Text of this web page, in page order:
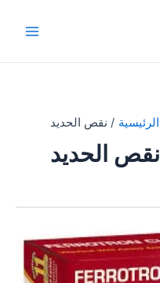
الرئيسية نقص الحديد
نقص الحديد